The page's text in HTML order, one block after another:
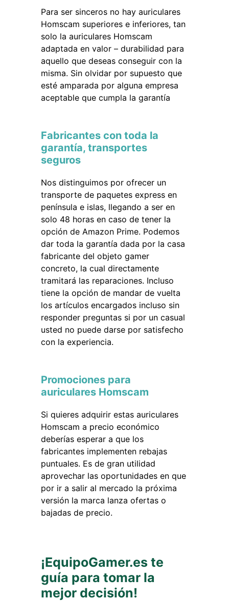
Para ser sinceros no hay auriculares
Homscam superiores e inferiores, tan
solo la auriculares Homscam
adaptada en valor – durabilidad para
aquello que deseas conseguir con la
misma. Sin olvidar por supuesto que
esté amparada por alguna empresa
aceptable que cumpla la garantía
Fabricantes con toda la
garantía, transportes
seguros
Nos distinguimos por ofrecer un
transporte de paquetes express en
península e islas, llegando a ser en
solo 48 horas en caso de tener la
opción de Amazon Prime. Podemos
dar toda la garantía dada por la casa
fabricante del objeto gamer
concreto, la cual directamente
tramitará las reparaciones. Incluso
tiene la opción de mandar de vuelta
los artículos encargados incluso sin
responder preguntas si por un casual
usted no puede darse por satisfecho
con la experiencia.
Promociones para
auriculares Homscam
Si quieres adquirir estas auriculares
Homscam a precio económico
deberías esperar a que los
fabricantes implementen rebajas
puntuales. Es de gran utilidad
aprovechar las oportunidades en que
por ir a salir al mercado la próxima
versión la marca lanza ofertas o
bajadas de precio.
¡EquipoGamer.es te
guía para tomar la
mejor decisión!